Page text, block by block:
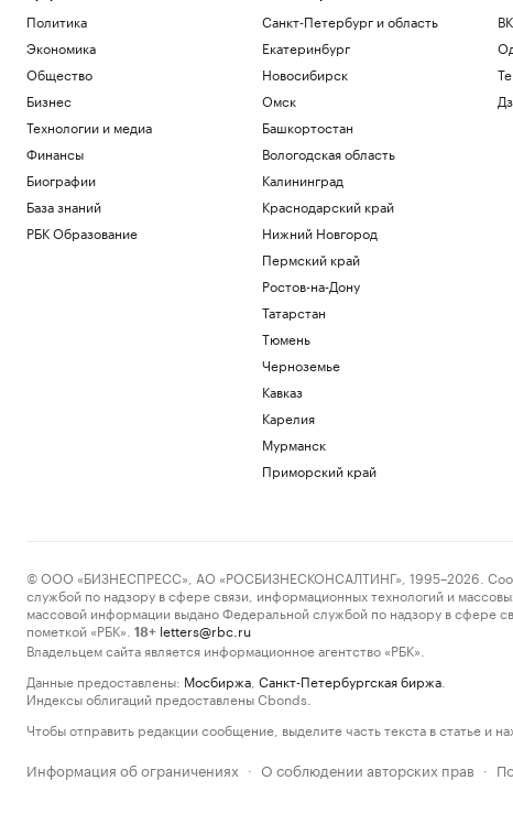
Даку вопреки протестам фанатов
Спорт
Почему трагедии не останавливают
альпинистов от похода в горы
Стиль
Трамп рассказал спонсорам, кого надо
избрать президентом США
Политика
Политика
Экономика
Общество
Бизнес
Технологии и медиа
Финансы
Биографии
База знаний
РБК Образование
Санкт-Петербург и область
Екатеринбург
Новосибирск
Омск
Башкортостан
Вологодская область
Калининград
Краснодарский край
Нижний Новгород
Пермский край
Ростов-на-Дону
Татарстан
Тюмень
Черноземье
Кавказ
Карелия
Мурманск
Приморский край
© ООО «БИЗНЕСПРЕСС», АО «РОСБИЗНЕСКОНСАЛТИНГ», 1995–2026.
службой по надзору в сфере связи, информационных технологий и
массовой информации выдано Федеральной службой по надзору в сфере
пометкой «РБК».
18+ letters@rbc.ru
Владельцем сайта является информационное агентство «РБК».
Данные предоставлены: Мосбиржа Санкт-Петербургская биржа
Индексы облигаций предоставлены Cbonds.
Чтобы отправить редакции сообщение, выделите часть текста в статье и
Информация об ограничениях · О соблюдении авторских прав ·